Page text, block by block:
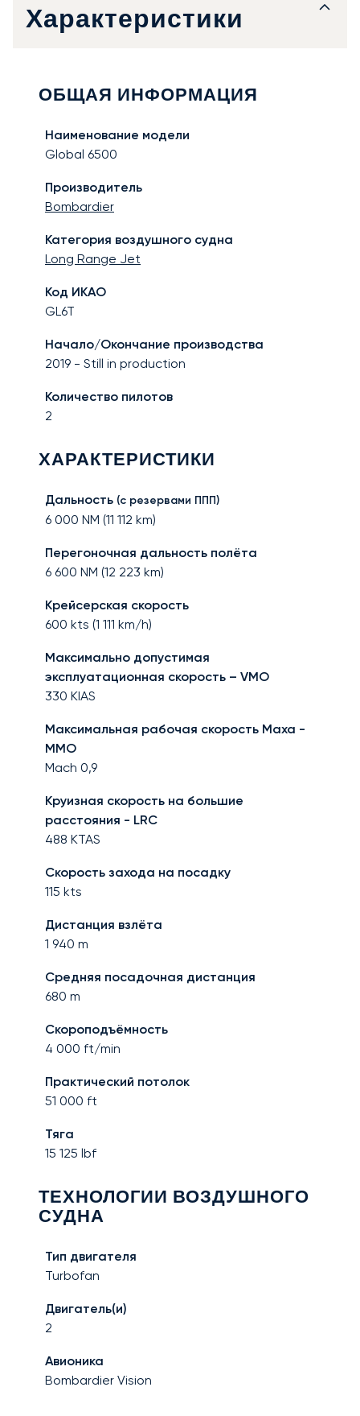
Характеристики
ОБЩАЯ ИНФОРМАЦИЯ
Наименование модели
Global 6500
Производитель
Bombardier
Категория воздушного судна
Long Range Jet
Код ИКАО
GL6T
Начало/Окончание производства
2019 - Still in production
Количество пилотов
2
ХАРАКТЕРИСТИКИ
Дальность (с резервами ППП)
6 000 NM (11 112 km)
Перегоночная дальность полёта
6 600 NM (12 223 km)
Крейсерская скорость
600 kts (1 111 km/h)
Максимально допустимая
эксплуатационная скорость – VMO
330 KIAS
Максимальная рабочая скорость Маха -
MMO
Mach 0,9
Круизная скорость на большие
расстояния - LRC
488 KTAS
Скорость захода на посадку
115 kts
Дистанция взлёта
1 940 m
Средняя посадочная дистанция
680 m
Скороподъёмность
4 000 ft/min
Практический потолок
51 000 ft
Тяга
15 125 lbf
ТЕХНОЛОГИИ ВОЗДУШНОГО
СУДНА
Тип двигателя
Turbofan
Двигатель(и)
2
Авионика
Bombardier Vision